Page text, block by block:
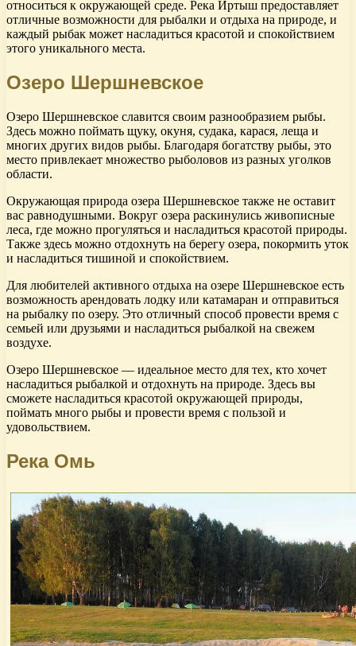
относиться к окружающей среде. Река Иртыш предоставляет
отличные возможности для рыбалки и отдыха на природе, и
каждый рыбак может насладиться красотой и спокойствием
этого уникального места.
Озеро Шершневское
Озеро Шершневское славится своим разнообразием рыбы.
Здесь можно поймать щуку, окуня, судака, карася, леща и
многих других видов рыбы. Благодаря богатству рыбы, это
место привлекает множество рыболовов из разных уголков
области.
Окружающая природа озера Шершневское также не оставит
вас равнодушными. Вокруг озера раскинулись живописные
леса, где можно прогуляться и насладиться красотой природы.
Также здесь можно отдохнуть на берегу озера, покормить уток
и насладиться тишиной и спокойствием.
Для любителей активного отдыха на озере Шершневское есть
возможность арендовать лодку или катамаран и отправиться
на рыбалку по озеру. Это отличный способ провести время с
семьей или друзьями и насладиться рыбалкой на свежем
воздухе.
Озеро Шершневское — идеальное место для тех, кто хочет
насладиться рыбалкой и отдохнуть на природе. Здесь вы
сможете насладиться красотой окружающей природы,
поймать много рыбы и провести время с пользой и
удовольствием.
Река Омь